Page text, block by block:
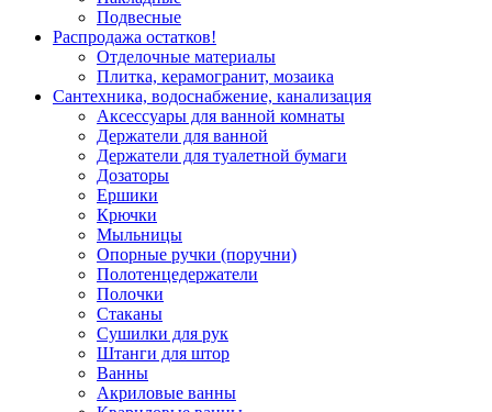
Подвесные
Распродажа остатков!
Отделочные материалы
Плитка, керамогранит, мозаика
Сантехника, водоснабжение, канализация
Аксессуары для ванной комнаты
Держатели для ванной
Держатели для туалетной бумаги
Дозаторы
Ершики
Крючки
Мыльницы
Опорные ручки (поручни)
Полотенцедержатели
Полочки
Стаканы
Сушилки для рук
Штанги для штор
Ванны
Акриловые ванны